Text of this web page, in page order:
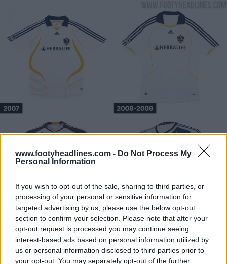
www.footyheadlines.com - Do Not Process My
Personal Information
If you wish to opt-out of the sale, sharing to third parties, or
processing of your personal or sensitive information for
targeted advertising by us, please use the below opt-out
section to confirm your selection. Please note that after your
opt-out request is processed you may continue seeing
interest-based ads based on personal information utilized by
us or personal information disclosed to third parties prior to
your opt-out. You may separately opt-out of the further